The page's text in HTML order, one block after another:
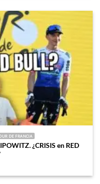
DE FRANCIA
¿CRISIS en RED